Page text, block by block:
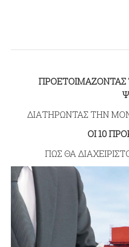
ΠΡΟΕΤΟΙΜΑΖΟΝΤΑΣ
ΔΙΑΤΗΡΩΝΤΑΣ ΤΗΝ
ΟΙ 10
ΠΩΣ ΘΑ